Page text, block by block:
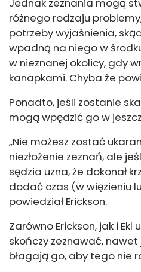
różnego rodzaju
potrzeby wyjaśnienia,
wpadną na niego w
w nieznanej okolicy, gdy
kanapkami. Chyba że
Ponadto, jeśli zostanie
mogą wpędzić go w
„Nie możesz zostać
niezłożenie zeznań, ale
sędzia uzna, że ​​dokonał
dodać czas (w więzieniu
powiedział Erickson.
Zarówno Erickson, jak i
skończy zeznawać,
błagają go, aby tego nie